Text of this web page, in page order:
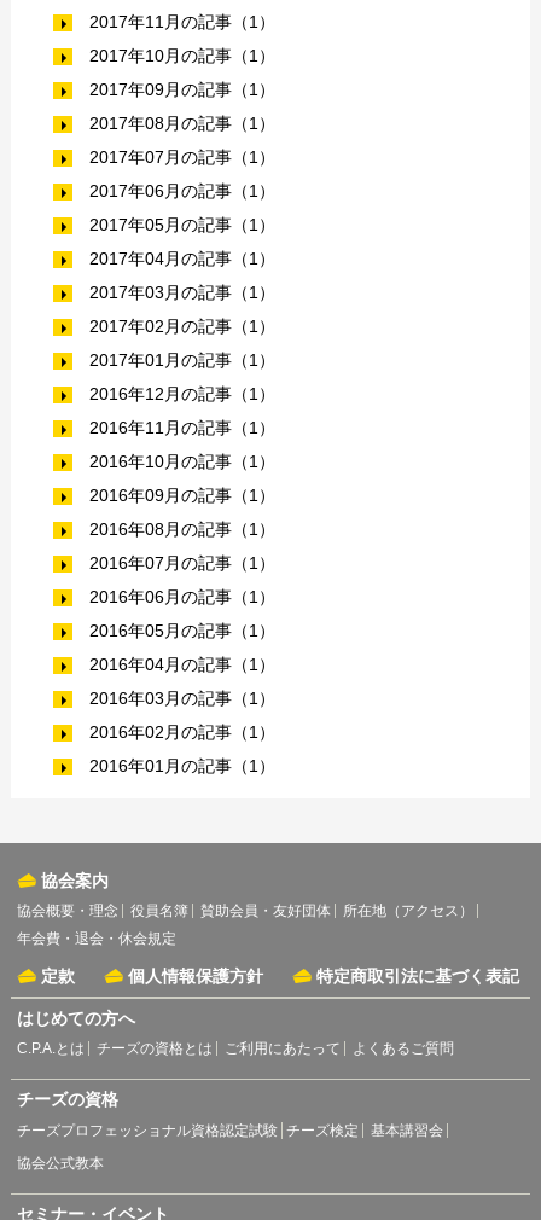
2017年11月の記事（1）
2017年10月の記事（1）
2017年09月の記事（1）
2017年08月の記事（1）
2017年07月の記事（1）
2017年06月の記事（1）
2017年05月の記事（1）
2017年04月の記事（1）
2017年03月の記事（1）
2017年02月の記事（1）
2017年01月の記事（1）
2016年12月の記事（1）
2016年11月の記事（1）
2016年10月の記事（1）
2016年09月の記事（1）
2016年08月の記事（1）
2016年07月の記事（1）
2016年06月の記事（1）
2016年05月の記事（1）
2016年04月の記事（1）
2016年03月の記事（1）
2016年02月の記事（1）
2016年01月の記事（1）
協会案内
協会概要・理念 役員名簿 賛助会員・友好団体
所在地（アクセス）
年会費・退会・休会規定
定款 個人情報保護方針 特定商取引法に基づく表記
はじめての方へ
C.P.A.とは チーズの資格とは ご利用にあたって よくあるご質問
チーズの資格
チーズプロフェッショナル資格認定試験 チーズ検定
基本講習会
協会公式教本
セミナー・イベント